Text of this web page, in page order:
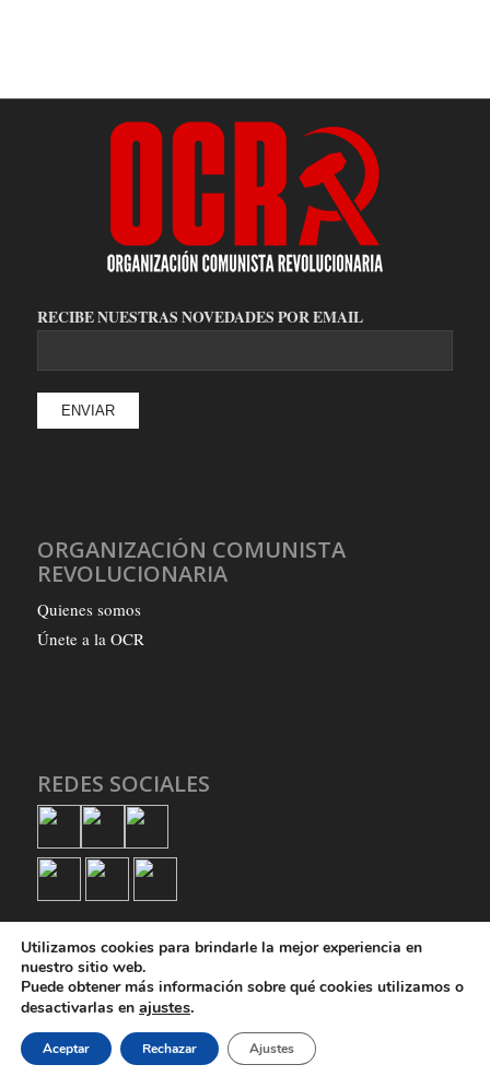
RECIBE NUESTRAS NOVEDADES POR EMAIL
ORGANIZACIÓN COMUNISTA
REVOLUCIONARIA
Quienes somos
Únete a la OCR
REDES SOCIALES
Quienes somos
Únete a la OCR Política de privacidad
Política de cookies
Utilizamos cookies para brindarle la mejor experiencia en
nuestro sitio web.
Puede obtener más información sobre qué cookies utilizamos o
desactivarlas en ajustes.
Aceptar Rechazar Ajustes